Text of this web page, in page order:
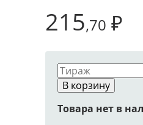
215,70 ₽
В корзину
Товара нет в